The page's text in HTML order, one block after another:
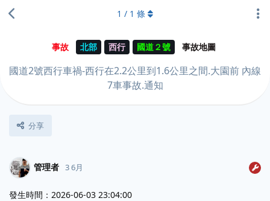
事故 北部 西行 國道２號 事故地圖
國道2號西行車禍-西行在2.2公里到1.6公里之間.大園前 內線
7車事故.通知
分享
1 / 1 條
管理者 3 6月
發生時間：2026-06-03 23:04:00